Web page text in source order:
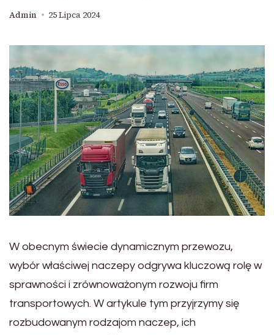
Admin 25 Lipca 2024
W obecnym świecie dynamicznym przewozu,
wybór właściwej naczepy odgrywa kluczową rolę w
sprawności i zrównoważonym rozwoju firm
transportowych. W artykule tym przyjrzymy się
rozbudowanym rodzajom naczep, ich